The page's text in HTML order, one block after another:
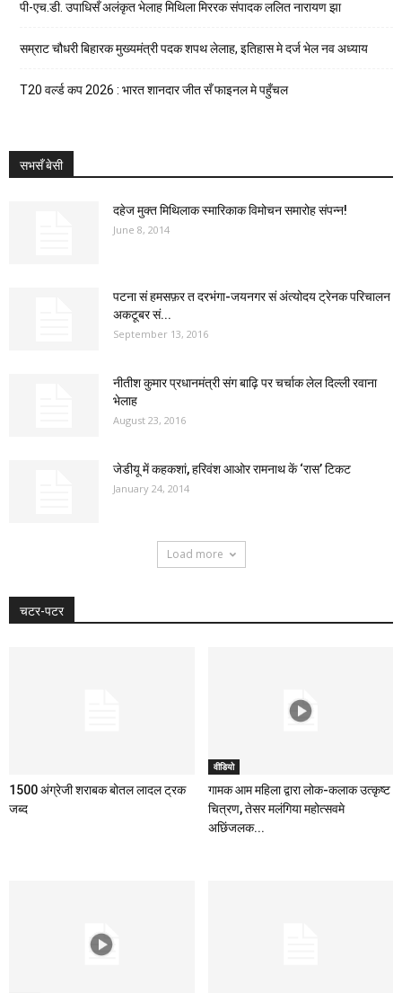
पी-एच.डी. उपाधिसँ अलंकृत भेलाह मिथिला मिररक संपादक ललित नारायण झा
सम्राट चौधरी बिहारक मुख्यमंत्री पदक शपथ लेलाह, इतिहास मे दर्ज भेल नव अध्याय
T20 वर्ल्ड कप 2026 : भारत शानदार जीत सँ फाइनल मे पहुँचल
सभसँ बेसी
दहेज मुक्त मिथिलाक स्मारिकाक विमोचन समारोह संपन्न!
June 8, 2014
पटना सं हमसफ़र त दरभंगा-जयनगर सं अंत्योदय ट्रेनक परिचालन
अकटूबर सं...
September 13, 2016
नीतीश कुमार प्रधानमंत्री संग बाढ़ि पर चर्चाक लेल दिल्ली रवाना
भेलाह
August 23, 2016
जेडीयू में कहकशां, हरिवंश आओर रामनाथ कें ‘रास’ टिकट
January 24, 2014
Load more
चटर-पटर
1500 अंग्रेजी शराबक बोतल लादल ट्रक
जब्द
वीडियो
गामक आम महिला द्वारा लोक-कलाक उत्कृष्ट
चित्रण, तेसर मलंगिया महोत्सवमे
अछिंजलक...